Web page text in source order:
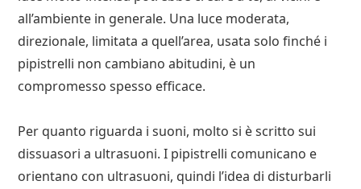
all’ambiente in generale. Una luce moderata,
direzionale, limitata a quell’area, usata solo finché i
pipistrelli non cambiano abitudini, è un
compromesso spesso efficace.
Per quanto riguarda i suoni, molto si è scritto sui
dissuasori a ultrasuoni. I pipistrelli comunicano e
orientano con ultrasuoni, quindi l’idea di disturbarli